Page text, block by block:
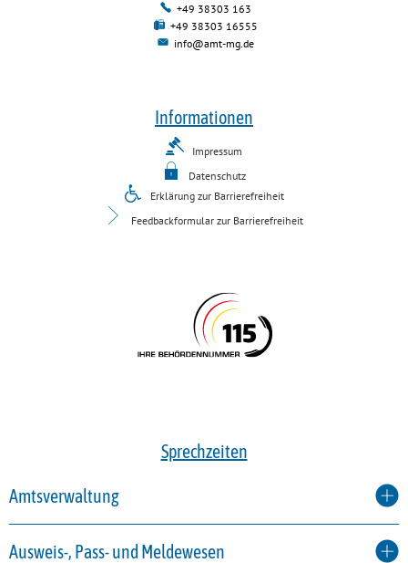
+49 38303 163
+49 38303 16555
info@amt-mg.de
Informationen
Impressum
Datenschutz
Erklärung zur Barrierefreiheit
Feedbackformular zur Barrierefreiheit
Sprechzeiten
Amtsverwaltung
Ausweis-, Pass- und Meldewesen